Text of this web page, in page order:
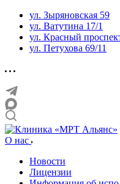
ул. Зыряновская 59
ул. Ватутина 17/1
ул. Красный
ул. Петухова 69/11
О нас
Новости
Лицензии